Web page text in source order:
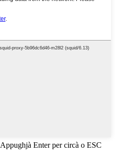
Appughjà Enter per circà o ESC